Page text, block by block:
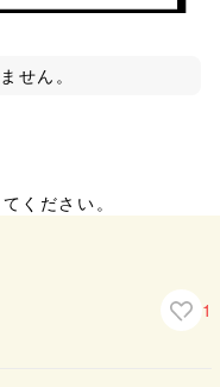
せん。
てください。
1